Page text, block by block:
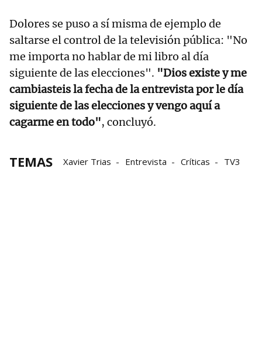
Dolores se puso a sí misma de ejemplo de
saltarse el control de la televisión pública: "No
me importa no hablar de mi libro al día
siguiente de las elecciones". "Dios existe y me
cambiasteis la fecha de la entrevista por le día
siguiente de las elecciones y vengo aquí a
cagarme en todo", concluyó.
TEMAS Xavier Trias Entrevista Críticas TV3